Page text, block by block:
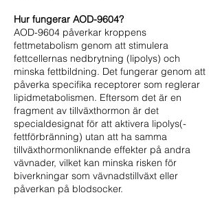
Hur fungerar AOD-9604?
AOD-9604 påverkar kroppens
fettmetabolism genom att stimulera
fettcellernas nedbrytning (lipolys) och
minska fettbildning. Det fungerar genom att
påverka specifika receptorer som reglerar
lipidmetabolismen. Eftersom det är en
fragment av tillväxthormon är det
specialdesignat för att aktivera lipolys(-
fettförbränning) utan att ha samma
tillväxthormonliknande effekter på andra
vävnader, vilket kan minska risken för
biverkningar som vävnadstillväxt eller
påverkan på blodsocker.